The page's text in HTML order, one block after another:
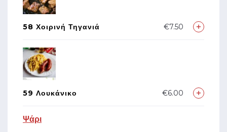
58 Χοιρινή Τηγανιά €7.50
59 Λουκάνικο €6.00
Ψάρι